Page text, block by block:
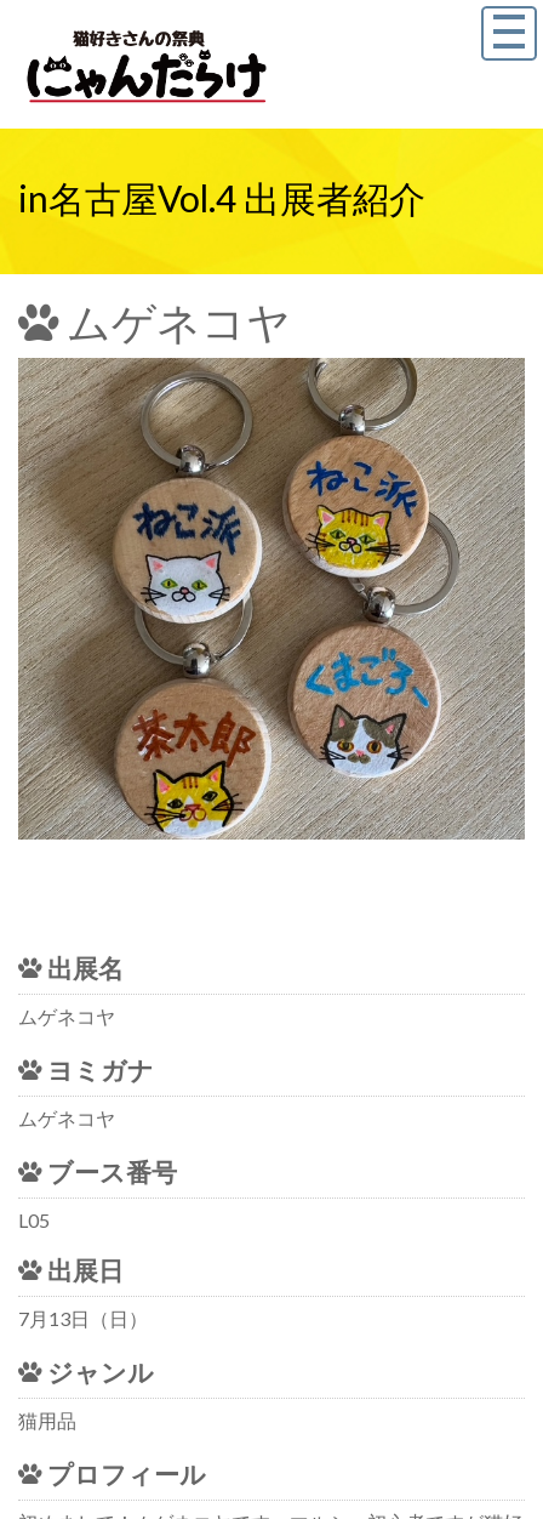
in名古屋Vol.4 出展者紹介
ムゲネコヤ
出展名
ムゲネコヤ
ヨミガナ
ムゲネコヤ
ブース番号
L05
出展日
7月13日（日）
ジャンル
猫用品
プロフィール